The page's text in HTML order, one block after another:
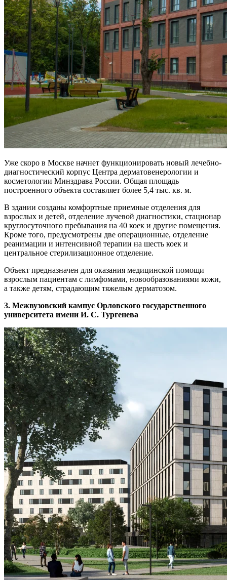
Уже скоро в Москве начнет функционировать новый лечебно-
диагностический корпус Центра дерматовенерологии и
косметологии Минздрава России. Общая площадь
построенного объекта составляет более 5,4 тыс. кв. м.
В здании созданы комфортные приемные отделения для
взрослых и детей, отделение лучевой диагностики, стационар
круглосуточного пребывания на 40 коек и другие помещения.
Кроме того, предусмотрены две операционные, отделение
реанимации и интенсивной терапии на шесть коек и
центральное стерилизационное отделение.
Объект предназначен для оказания медицинской помощи
взрослым пациентам с лимфомами, новообразованиями кожи,
а также детям, страдающим тяжелым дерматозом.
3. Межвузовский кампус Орловского государственного
университета имени И. С. Тургенева